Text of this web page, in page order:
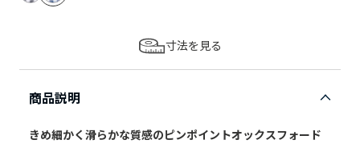
寸法を見る
商品説明
きめ細かく滑らかな質感のピンポイントオックスフォード